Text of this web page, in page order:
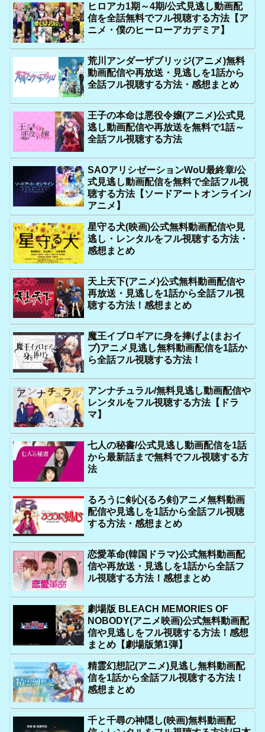
ヒロアカ1期～4期/公式見逃し動画配
信を全話無料でフル視聴する方法【ア
ニメ・僕のヒーローアカデミア】
荒川アンダーザブリッジ(アニメ)無料
動画配信や再放送・見逃しを1話から
全話フル視聴する方法・感想まとめ
王子の本命は悪役令嬢(アニメ)公式見
逃し動画配信や再放送を無料で1話～
全話フル視聴する方法
SAOアリシゼーションWoU最終章/公
式見逃し動画配信を無料で全話フル視
聴する方法【ソードアートオンライン/
アニメ】
星守る犬(映画)公式無料動画配信や見
逃し・レンタルをフル視聴する方法・
感想まとめ
天上天下(アニメ)公式無料動画配信や
再放送・見逃しを1話から全話フル視
聴する方法！感想まとめ
魔王イブロギアに身を捧げよ(まおイ
ブ)アニメ見逃し無料動画配信を1話か
ら全話フル視聴する方法！
アンナチュラル/無料見逃し動画配信や
レンタルをフル視聴する方法【ドラ
マ】
七人の秘書/公式見逃し動画配信を1話
から最新話まで無料でフル視聴する方
法
るろうに剣心(るろ剣)アニメ無料動画
配信や見逃しを1話から全話フル視聴
する方法・感想まとめ
恋愛革命(韓国ドラマ)公式無料動画配
信や再放送・見逃しを1話から全話フ
ル視聴する方法！感想まとめ
劇場版 BLEACH MEMORIES OF
NOBODY(アニメ映画)公式無料動画配
信や見逃しをフル視聴する方法！感想
まとめ【劇場版第1弾】
精霊幻想記(アニメ)見逃し無料動画配
信を1話から全話フル視聴する方法！
感想まとめ
千と千尋の神隠し(映画)無料動画配